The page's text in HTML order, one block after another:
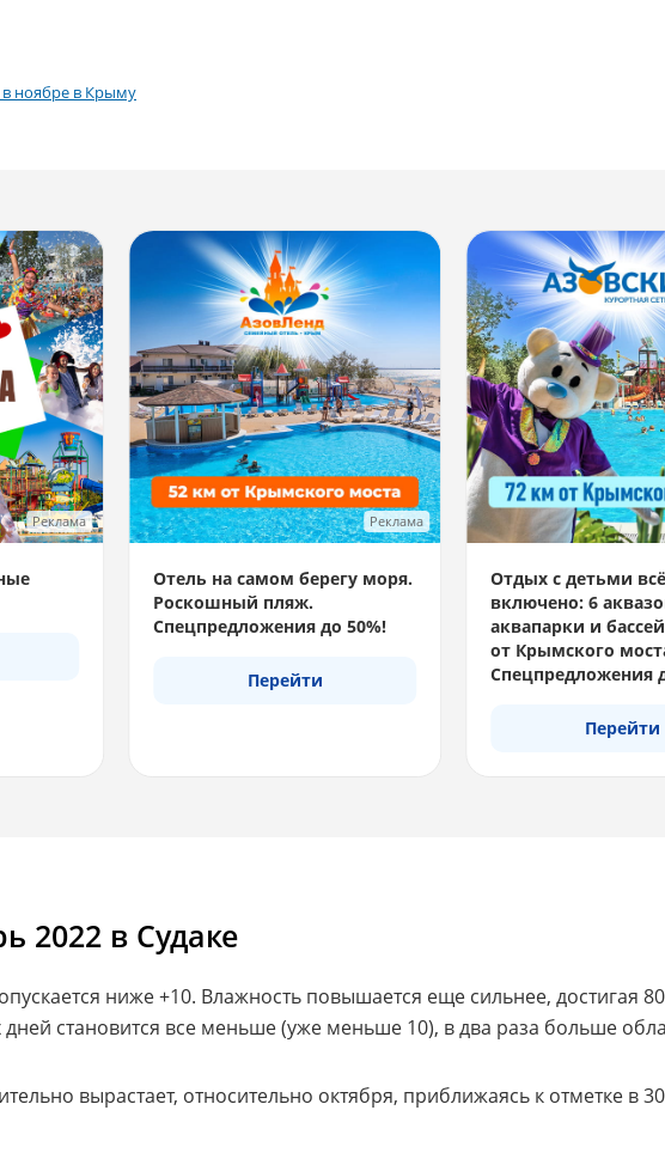
в ноябре в Крыму
Реклама Реклама
Отель на самом берегу моря.
Роскошный пляж.
Спецпредложения до 50%!
Перейти
Отдых с детьми всё
включено: 6
аквапарки и
от Крымского
Спецпредложения
Перейти
2022 в Судаке
ниже +10. Влажность повышается еще сильнее, достигая
дней становится все меньше (уже меньше 10), в два раза больше
вырастает, относительно октября, приближаясь к отметке в